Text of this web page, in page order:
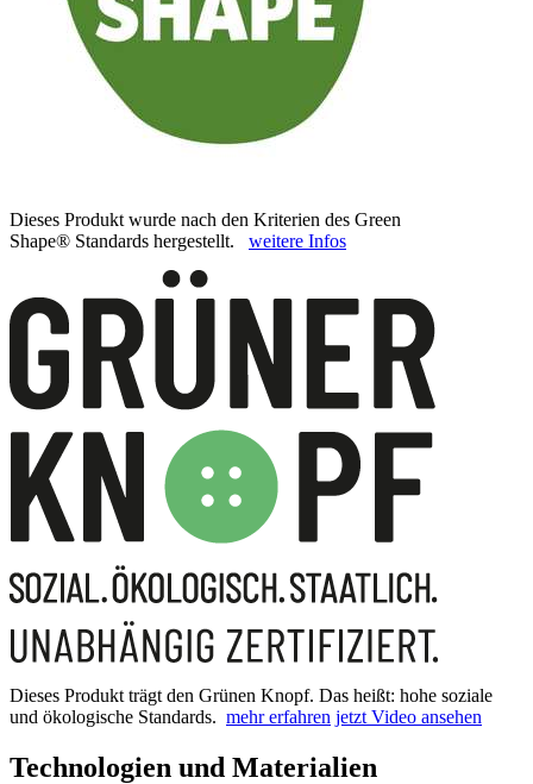
Dieses Produkt wurde nach den Kriterien des Green
Shape® Standards hergestellt. weitere Infos
Dieses Produkt trägt den Grünen Knopf. Das heißt: hohe soziale
und ökologische Standards. mehr erfahren jetzt Video ansehen
Technologien und Materialien